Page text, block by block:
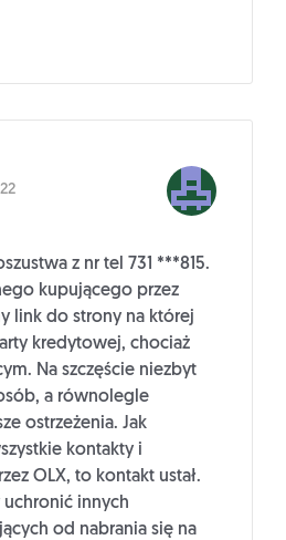
z nr tel 731 ***815.
kupującego przez
link do strony na której
kredytowej, chociaż
Na szczęście niezbyt
a równolegle
ostrzeżenia. Jak
kontakty i
OLX, to kontakt ustał.
uchronić innych
od nabrania się na